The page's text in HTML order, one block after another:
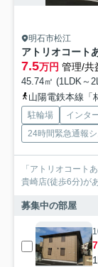
明石市松江
アトリオコート
7.5万円 管理/共
45.74㎡ (1LDK～
山陽電鉄本線「
駐輪場 インタ
24時間緊急通報
「アトリオコート
貴崎店(徒歩6分)が
募集中の部屋